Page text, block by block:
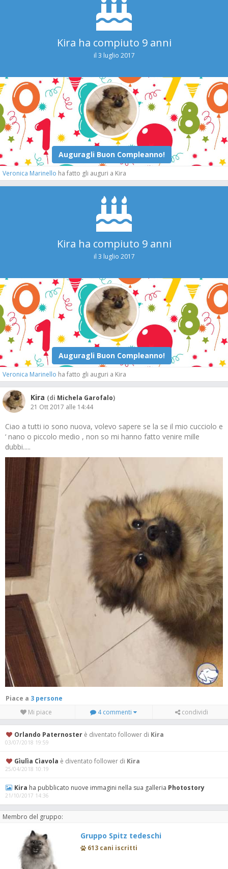
Kira ha compiuto 9 anni
il 3 luglio 2017
Veronica Marinello ha fatto gli auguri a Kira
Kira ha compiuto 9 anni
il 3 luglio 2017
Veronica Marinello ha fatto gli auguri a Kira
Kira (di Michela Garofalo)
21 Ott 2017 alle 14:44
Ciao a tutti io sono nuova, volevo sapere se la se il mio cucciolo e
‘ nano o piccolo medio , non so mi hanno fatto venire mille
dubbi.....
Piace a
3 persone
Mi piace
4 commenti condividi
Orlando Paternoster è diventato follower di Kira
03/07/2018 19:59
Gìulìa Cìavola è diventato follower di Kira
25/04/2018 10:19
Kira ha pubblicato nuove immagini nella sua galleria Photostory
21/10/2017 14:36
Membro del gruppo:
Gruppo Spitz tedeschi
613 cani iscritti